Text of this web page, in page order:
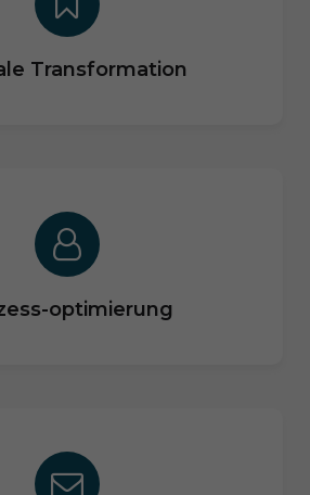
Transformation
optimierung